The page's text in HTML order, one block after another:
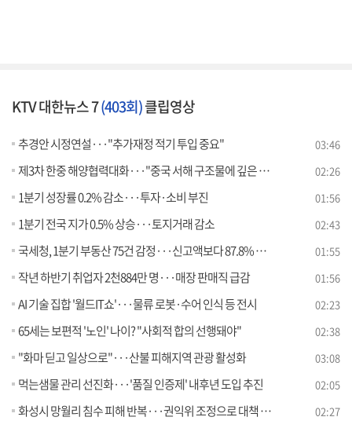
KTV 대한뉴스 7(403회)클립영상
추경안 시정연설···"추가재정 적기 투입 중요" 03:46
제3차 한중 해양협력대화···"중국 서해 구조물에 깊은 우려" 02:26
1분기 성장률 0.2% 감소···투자·소비 부진 01:56
1분기 전국 지가 0.5% 상승···토지거래 감소 02:43
국세청, 1분기 부동산 75건 감정···신고액보다 87.8% 높게 평가 01:55
작년 하반기 취업자 2천884만 명···매장 판매직 급감 01:56
AI 기술 집합 '월드IT쇼'···물류 로봇·수어 인식 등 전시 02:23
65세는 보편적 '노인' 나이? "사회적 합의 선행돼야" 02:38
"화마 딛고 일상으로"···산불 피해지역 관광 활성화 03:08
먹는샘물 관리 선진화···'품질 인증제' 내후년 도입 추진 02:05
화성시 망월리 침수 피해 반복···권익위 조정으로 대책 마련 02:27